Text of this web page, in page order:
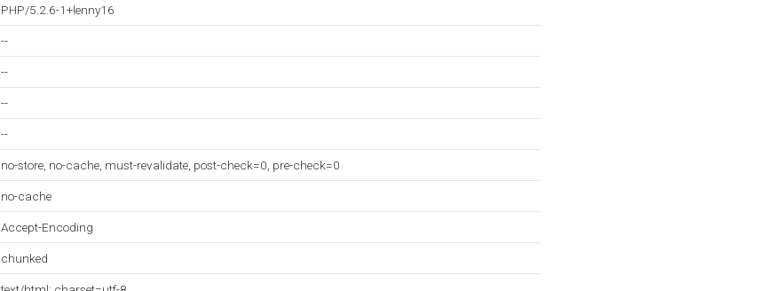
PHP/5.2.6-1+lenny16
--
--
--
--
no-store, no-cache, must-revalidate, post-check=0, pre-check=0
no-cache
Accept-Encoding
chunked